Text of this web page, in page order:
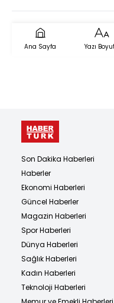
Ana Sayfa Yazı
Son Dakika Haberleri
Haberler
Ekonomi Haberleri
Güncel Haberler
Magazin Haberleri
Spor Haberleri
Dünya Haberleri
Sağlık Haberleri
Kadın Haberleri
Teknoloji Haberleri